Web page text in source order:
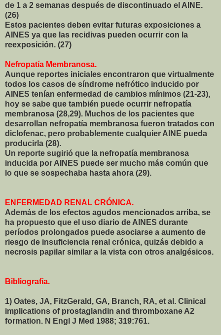
de 1 a 2 semanas después de discontinuado el AINE.
(26)
Estos pacientes deben evitar futuras exposiciones a
AINES ya que las recidivas pueden ocurrir con la
reexposición. (27)
Nefropatía Membranosa.
Aunque reportes iniciales encontraron que virtualmente
todos los casos de síndrome nefrótico inducido por
AINES tenían enfermedad de cambios mínimos (21-23),
hoy se sabe que también puede ocurrir nefropatía
membranosa (28,29). Muchos de los pacientes que
desarrollan nefropatía membranosa fueron tratados con
diclofenac, pero probablemente cualquier AINE pueda
producirla (28).
Un reporte sugirió que la nefropatía membranosa
inducida por AINES puede ser mucho más común que
lo que se sospechaba hasta ahora (29).
ENFERMEDAD RENAL CRÓNICA.
Además de los efectos agudos mencionados arriba, se
ha propuesto que el uso diario de AINES durante
períodos prolongados puede asociarse a aumento de
riesgo de insuficiencia renal crónica, quizás debido a
necrosis papilar similar a la vista con otros analgésicos.
Bibliografía.
1) Oates, JA, FitzGerald, GA, Branch, RA, et al. Clinical
implications of prostaglandin and thromboxane A2
formation. N Engl J Med 1988; 319:761.